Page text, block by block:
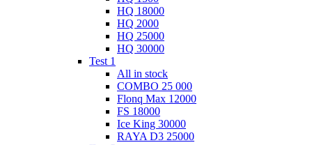
HQ 18000
HQ 2000
HQ 25000
HQ 30000
Test 1
All in stock
COMBO 25 000
Flonq Max 12000
FS 18000
Ice King 30000
RAYA D3 25000